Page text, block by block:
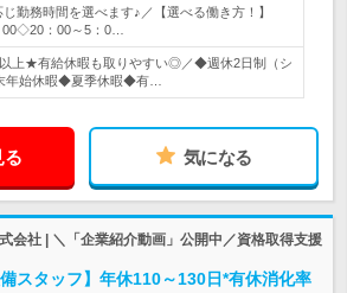
勤務時間を選べます♪／【選べる働き方！】
：00～5：0…
上★有給休暇も取りやすい◎／◆週休2日制（シ
年始休暇◆夏季休暇◆有…
る 気になる
会社 | ＼「企業紹介動画」公開中／資格取得支援
スタッフ】年休110～130日*有休消化率